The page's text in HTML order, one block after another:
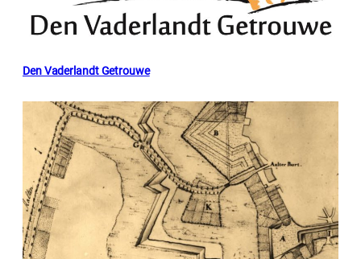
Den Vaderlandt Getrouwe